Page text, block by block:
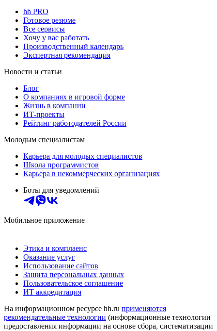
hh PRO
Готовое резюме
Все сервисы
Хочу у вас работать
Производственный календарь
Экспертная рекомендация
Новости и статьи
Блог
О компаниях в игровой форме
Жизнь в компании
ИТ-проекты
Рейтинг работодателей России
Молодым специалистам
Карьера для молодых специалистов
Школа программистов
Карьера в некоммерческих организациях
Боты для уведомлений
Мобильное приложение
Этика и комплаенс
Оказание услуг
Использование сайтов
Защита персональных данных
Пользовательское соглашение
ИТ аккредитация
На информационном ресурсе hh.ru применяются
рекомендательные технологии (информационные технологии
предоставления информации на основе сбора, систематизации